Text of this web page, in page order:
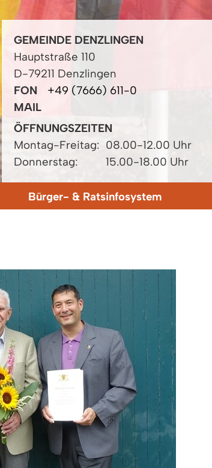
GEMEINDE DENZLINGEN
Hauptstraße 110
D-79211 Denzlingen
FON
+49 (7666) 611-0
MAIL
ÖFFNUNGSZEITEN
Montag-Freitag: 08.00-12.00 Uhr
Donnerstag:
15.00-18.00 Uhr
Bürger- & Ratsinfosystem